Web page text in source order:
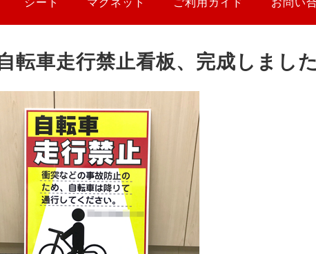
シート マグネット ご利用ガイド お問い
自転車走行禁止看板、完成しました